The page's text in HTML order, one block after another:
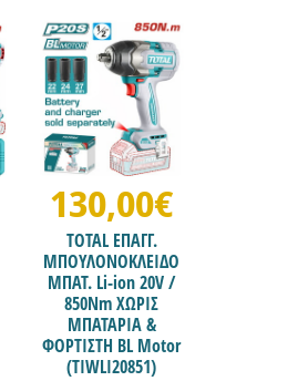
130,00€
TOTAL ΕΠΑΓΓ.
ΜΠΟΥΛΟΝΟΚΛΕΙΔΟ
ΜΠΑΤ. Li-ion 20V /
850Nm ΧΩΡΙΣ
ΜΠΑΤΑΡΙΑ &
ΦΟΡΤΙΣΤΗ BL Motor
(TIWLI20851)